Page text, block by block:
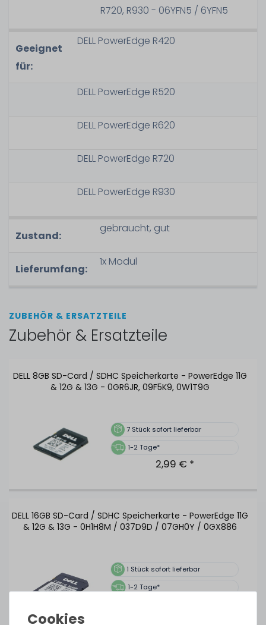
R720, R930 - 06YFN5 / 6YFN5
Geeignet
für:
DELL PowerEdge R420
DELL PowerEdge R520
DELL PowerEdge R620
DELL PowerEdge R720
DELL PowerEdge R930
Zustand:
gebraucht, gut
Lieferumfang:
1x Modul
ZUBEHÖR & ERSATZTEILE
Zubehör & Ersatzteile
DELL 8GB SD-Card / SDHC Speicherkarte - PowerEdge 11G
& 12G & 13G - 0GR6JR, 09F5K9, 0W1T9G
7 Stück sofort lieferbar
1-2 Tage*
2,99 € *
DELL 16GB SD-Card / SDHC Speicherkarte - PowerEdge 11G
& 12G & 13G - 0H1H8M / 037D9D / 07GH0Y / 0GX886
1 Stück sofort lieferbar
1-2 Tage*